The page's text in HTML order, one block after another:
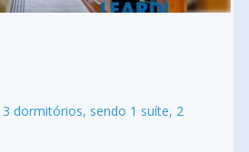
dormitórios, sendo 1 suíte, 2